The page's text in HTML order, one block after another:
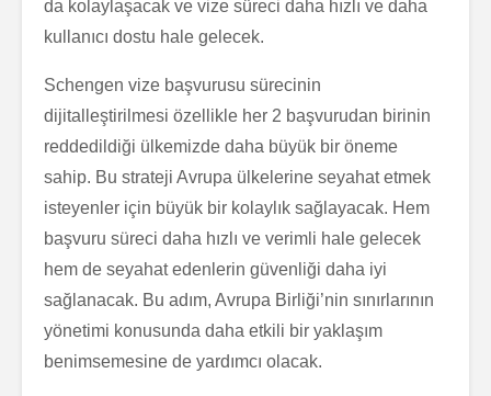
da kolaylaşacak ve vize süreci daha hızlı ve daha
kullanıcı dostu hale gelecek.
Schengen vize başvurusu sürecinin
dijitalleştirilmesi özellikle her 2 başvurudan birinin
reddedildiği ülkemizde daha büyük bir öneme
sahip. Bu strateji Avrupa ülkelerine seyahat etmek
isteyenler için büyük bir kolaylık sağlayacak. Hem
başvuru süreci daha hızlı ve verimli hale gelecek
hem de seyahat edenlerin güvenliği daha iyi
sağlanacak. Bu adım, Avrupa Birliği’nin sınırlarının
yönetimi konusunda daha etkili bir yaklaşım
benimsemesine de yardımcı olacak.